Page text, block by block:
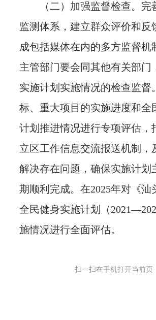
（二）加强监督检查。完
监测体系，建立群众评价和反
成包括媒体在内的多方监督机
主管部门要会同其他有关部门
实施计划实施情况的检查监督
标、重大项目的实施进度和全
计划推进情况进行专项评估，
立区工作信息交流报送机制，
解决存在问题，确保实施计划
期顺利完成。在2025年对《汕
全民健身实施计划（
施情况进行全面评估。
扫一扫在手机打开当前页